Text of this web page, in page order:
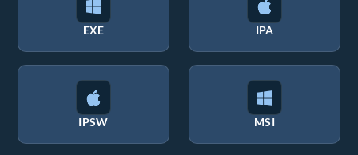
EXE IPA
IPSW MSI